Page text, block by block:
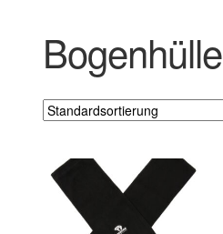
Bogenhülle